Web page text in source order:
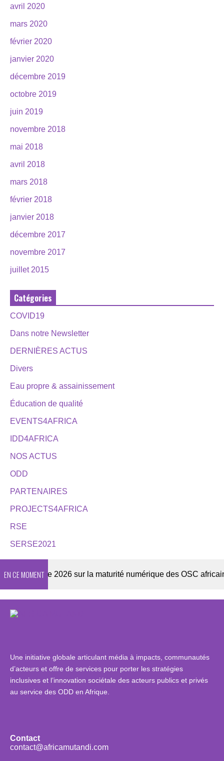
avril 2020
mars 2020
février 2020
janvier 2020
décembre 2019
octobre 2019
juin 2019
novembre 2018
mai 2018
avril 2018
mars 2018
février 2018
janvier 2018
décembre 2017
novembre 2017
juillet 2015
Catégories
COVID19
Dans notre Newsletter
DERNIÈRES ACTUS
Divers
Eau propre & assainissement
Éducation de qualité
EVENTS4AFRICA
IDD4AFRICA
NOS ACTUS
ODD
PARTENAIRES
PROJECTS4AFRICA
RSE
SERSE2021
EN CE MOMENT
Enquête 2026 sur la maturité numérique des OSC africaines
Une initiative globale articulant média à impacts, communautés
d’acteurs et offre de services pour porter les stratégies
inclusives et l’innovation sociétale des acteurs publics et privés
au service des ODD en Afrique.
Contact
contact@africamutandi.com